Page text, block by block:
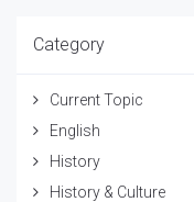
Category
Current Topic
English
History
History & Culture